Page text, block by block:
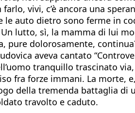
vivi, c’è ancora una
le auto dietro sono ferme in
lutto, sì, la mamma di lui
pure dolorosamente,
aveva cantato
tranquillo trascinato
fra forze immani. La
della tremenda battaglia
travolto e caduto.